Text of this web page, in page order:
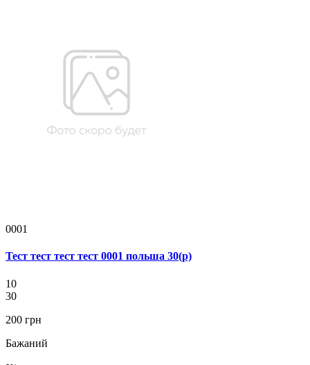
0001
Тест тест тест тест 0001 польша 30(р)
10
30
200 грн
Бажаний